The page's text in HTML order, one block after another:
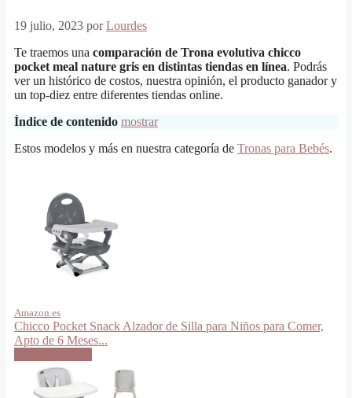
19 julio, 2023 porLourdes
Te traemos una comparación de Trona evolutiva chicco
pocket meal nature gris en distintas tiendas en línea. Podrás
ver un histórico de costos, nuestra opinión, el producto ganador y
un top-diez entre diferentes tiendas online.
Índice de contenido mostrar
Estos modelos y más en nuestra categoría de Tronas para Bebés.
Amazon.es
Chicco Pocket Snack Alzador de Silla para Niños para Comer,
Apto de 6 Meses...